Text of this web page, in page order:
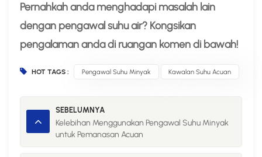
Pernahkah anda menghadapi masalah lain
dengan pengawal suhu air? Kongsikan
pengalaman anda di ruangan komen di bawah!
HOT TAGS : Pengawal Suhu Minyak Kawalan Suhu Acuan
SEBELUMNYA
Kelebihan Menggunakan Pengawal Suhu Minyak
untuk Pemanasan Acuan